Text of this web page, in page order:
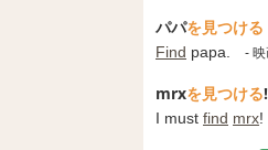
パパを見つける
Find papa. -
mrxを見つける!
I must find mrx!